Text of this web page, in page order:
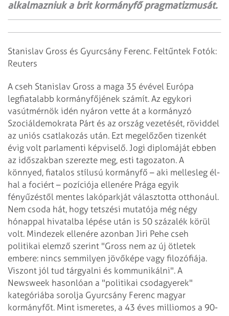
alkalmazniuk a brit kormányfő pragmatizmusát.
Stanislav Gross és Gyurcsány Ferenc. Feltűntek Fotók:
Reuters
A cseh Stanislav Gross a maga 35 évével Európa
legfiatalabb kormányfőjének számít. Az egykori
vasútmérnök idén nyáron vette át a kormányzó
Szociáldemokrata Párt és az ország vezetését, röviddel
az uniós csatlakozás után. Ezt megelőzően tizenkét
évig volt parlamenti képviselő. Jogi diplomáját ebben
az időszakban szerezte meg, esti tagozaton. A
könnyed, fiatalos stílusú kormányfő – aki mellesleg él-
hal a fociért – pozíciója ellenére Prága egyik
fényűzéstől mentes lakóparkját választotta otthonául.
Nem csoda hát, hogy tetszési mutatója még négy
hónappal hivatalba lépése után is 50 százalék körül
volt. Mindezek ellenére azonban Jiri Pehe cseh
politikai elemző szerint "Gross nem az új ötletek
embere: nincs semmilyen jövőképe vagy filozófiája.
Viszont jól tud tárgyalni és kommunikálni". A
Newsweek hasonlóan a "politikai csodagyerek"
kategóriába sorolja Gyurcsány Ferenc magyar
kormányfőt. Mint ismeretes, a 43 éves milliomos a 90-